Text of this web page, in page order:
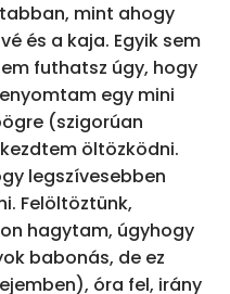
mint ahogy
és a kaja. Egyik sem
futhatsz úgy, hogy
egy mini
(szigorúan
öltözködni.
legszívesebben
Felöltöztünk,
hagytam, úgyhogy
babonás, de ez
óra fel, irány